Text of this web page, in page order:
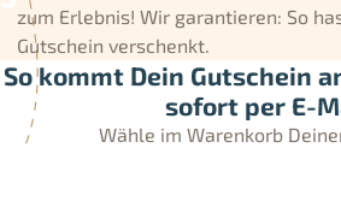
zum Erlebnis! Wir garantieren: So
Gutschein verschenkt.
So kommt Dein Gutschein
sofort per E-
Wähle im Warenkorb